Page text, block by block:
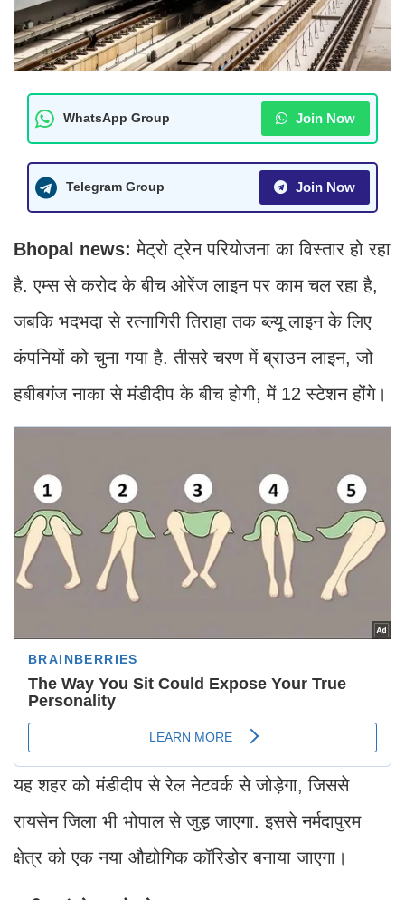
WhatsApp Group Join Now
Telegram Group Join Now
Bhopal news:मेट्रो ट्रेन परियोजना का विस्तार हो रहा
है. एम्स से करोद के बीच ओरेंज लाइन पर काम चल रहा है,
जबकि भदभदा से रत्नागिरी तिराहा तक ब्ल्यू लाइन के लिए
कंपनियों को चुना गया है. तीसरे चरण में ब्राउन लाइन, जो
हबीबगंज नाका से मंडीदीप के बीच होगी, में 12 स्टेशन होंगे।
यह शहर को मंडीदीप से रेल नेटवर्क से जोड़ेगा, जिससे
रायसेन जिला भी भोपाल से जुड़ जाएगा. इससे नर्मदापुरम
क्षेत्र को एक नया औद्योगिक कॉरिडोर बनाया जाएगा।